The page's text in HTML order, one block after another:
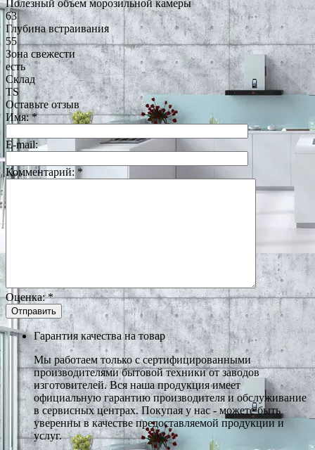
Полезный объем морозильной камеры
63
Глубина встраивания
55
Зона свежести
есть
Склад
TS
Оставьте отзыв
Имя:*
E-mail:
Комментарий: *
Оценка:*
Гарантия качества на товар
Мы работаем только с сертифицированными
производителями бытовой техники от заводов
изготовителей. Вся наша продукция имеет
официальную гарантию производителя и обслуживание
в сервисных центрах. Покупая у нас - можете быть
уверенны в качестве предоставляемой продукции и
услуг.